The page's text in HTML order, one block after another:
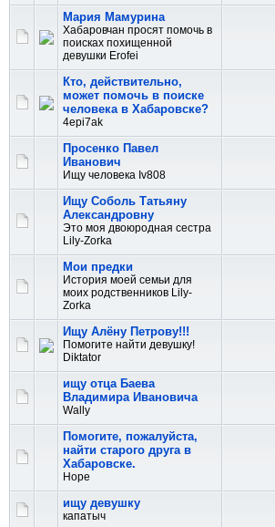
Мария Мамурина
Хабаровчан просят помочь в
поисках похищенной
девушки Erofei
Кто, действительно,
может помочь в поиске
человека в Хабаровске?
4epi7ak
Просенко Павел
Иванович
Ищу человека Iv808
Ищу Соболь Татьяну
Александровну
Это моя двоюродная сестра
Lily-Zorka
Мои предки
История моей семьи для
моих родственников Lily-
Zorka
Ищу Алёну Петрову!!!
Помогите найти девушку!
Diktator
ищу отца Баева
Владимира Ивановича
Wally
Помогите, пожалуйста,
найти старого друга в
Хабаровске.
Hope
ищу девушку
капатыч